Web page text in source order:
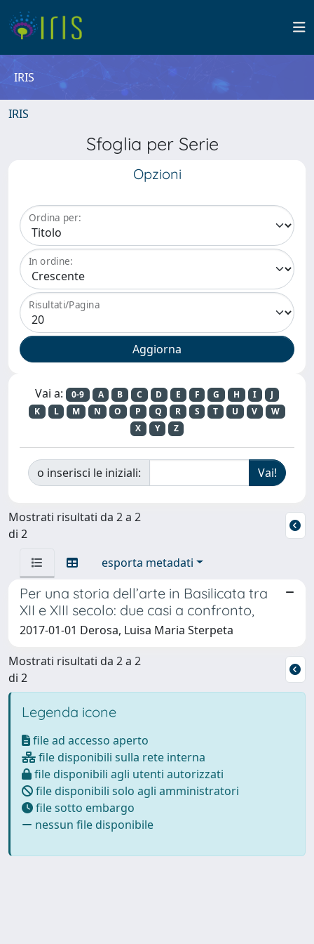
IRIS
IRIS
Sfoglia per Serie
Opzioni
Ordina per:
In ordine:
Risultati/Pagina
Vai a: 0-9 A B C D E F G H I
J
K
L M N O P Q R S T U V
W
X
Y Z
o inserisci le iniziali:
Mostrati risultati da 2 a 2
di 2
esporta metadati
Per una storia dell’arte in Basilicata tra
XII e XIII secolo: due casi a confronto,
2017-01-01 Derosa, Luisa Maria Sterpeta
Mostrati risultati da 2 a 2
di 2
Legenda icone
file ad accesso aperto
file disponibili sulla rete interna
file disponibili agli utenti autorizzati
file disponibili solo agli amministratori
file sotto embargo
nessun file disponibile